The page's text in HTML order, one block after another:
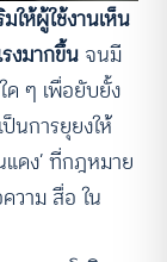
ให้ผู้ใช้งานเห็น
งมากขึ้น จนมี
ด ๆ เพื่อยับยั้ง
นการยุยงให้
แดง’ ที่กฎหมาย
วาม สื่อ ใน